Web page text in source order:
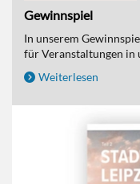
Gewinnspiel
In unserem
für Veranstaltungen in
Weiterlesen